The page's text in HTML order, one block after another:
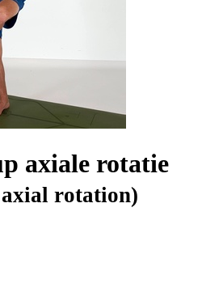
axiale rotatie
rotation)